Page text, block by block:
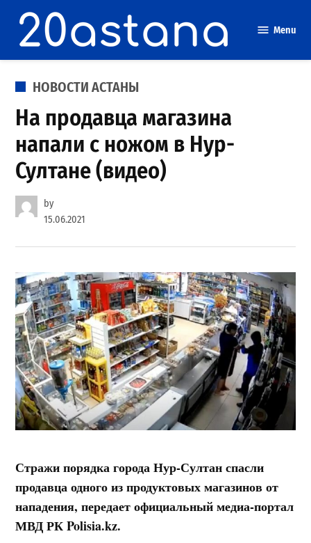
content
Menu
POSTED
НОВОСТИ АСТАНЫ
На продавца магазина
напали с ножом в Нур-
Султане (видео)
by
15.06.2021
Стражи порядка города Нур-Султан спасли
продавца одного из продуктовых магазинов от
нападения, передает официальный медиа-портал
МВД РК Polisia.kz.